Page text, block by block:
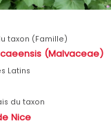
taxon (Famille)
(Malvaceae)
Latins
du taxon
Nice